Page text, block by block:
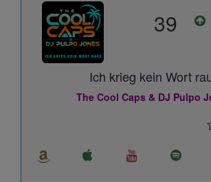
39
Ich krieg kein Wort
The Cool Caps & DJ Pulpo